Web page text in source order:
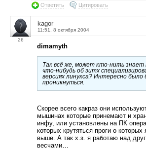
Ответить Цитировать
26
kagor
11:51, 8 октября 2004
dimamyth
Так всё же, может кто-нить знает
что-нибудь об эитх
версиях линукса? Интересно было
проникнуться.
Скорее всего какраз они
мышинах которые принемают и
инфу, или установлены на ПК
которых крутяться проги о которых
выше. А так х.з. я работаю над
весчами…